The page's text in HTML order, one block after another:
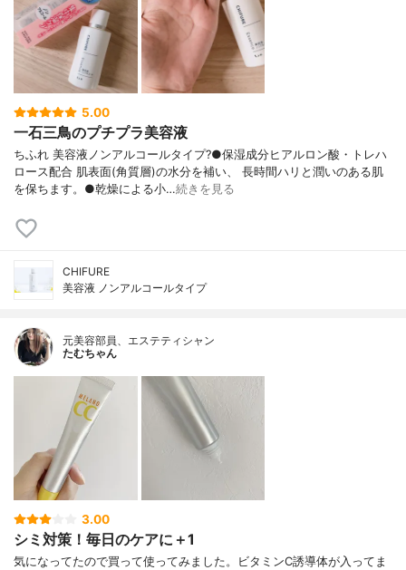
5.00
一石三鳥のプチプラ美容液
ちふれ 美容液ノンアルコールタイプ?●保湿成分ヒアルロン酸・トレハ
ロース配合 肌表面(角質層)の水分を補い、 長時間ハリと潤いのある肌
を保ちます。●乾燥による小…続きを見る
CHIFURE
美容液 ノンアルコールタイプ
元美容部員、エステティシャン
たむちゃん
3.00
シミ対策！毎日のケアに＋1
気になってたので買って使ってみました。ビタミンC誘導体が入ってま